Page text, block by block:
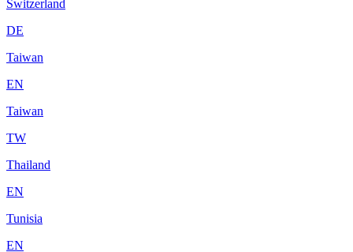
Switzerland
DE
Taiwan
EN
Taiwan
TW
Thailand
EN
Tunisia
EN